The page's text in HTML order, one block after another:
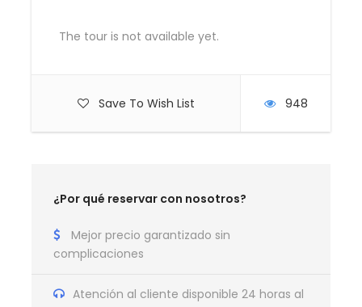
The tour is not available yet.
Save To Wish List 948
¿Por qué reservar con nosotros?
Mejor precio garantizado sin
complicaciones
Atención al cliente disponible 24 horas al
Islandia Auroras Boreales
grupo reducido
Día 1 LLEGADA A ISLANDIA
Llegada en vuelo reservado (no incluido). Traslado a
Reykjavík. Alojamiento en hotel de Reykjavík (1